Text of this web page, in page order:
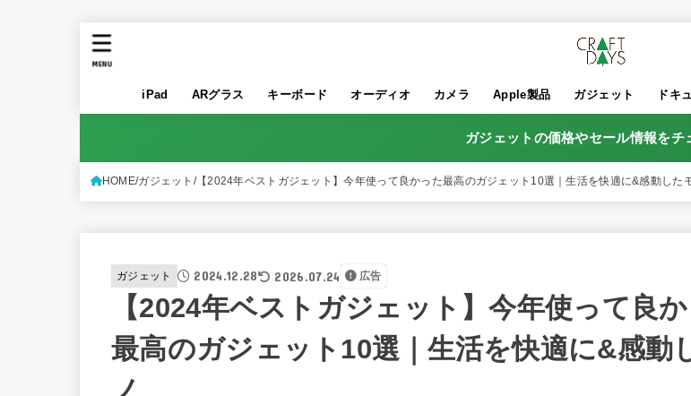
iPad ARグラス キーボード オーディオ カメラ Apple製品 ガジェット ドキ
MENU
ガジェットの価格やセール情報をチ
HOME ガジェット 【2024年ベストガジェット】今年使って良かった最高のガジェット10選｜生活を快適に&感動した
ガジェット 2024.12.28 2026.07.24 広告
【2024年ベストガジェット】今年使って良
最高のガジェット10選｜生活を快適に&感動